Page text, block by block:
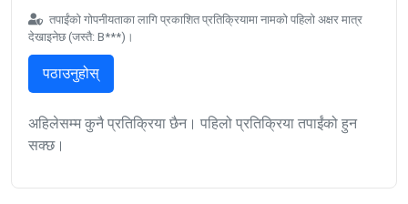
तपाईंको गोपनीयताका लागि प्रकाशित प्रतिक्रियामा नामको पहिलो अक्षर मात्र
देखाइनेछ (जस्तै: B***)।
पठाउनुहोस्
अहिलेसम्म कुनै प्रतिक्रिया छैन। पहिलो प्रतिक्रिया तपाईंको हुन
सक्छ।